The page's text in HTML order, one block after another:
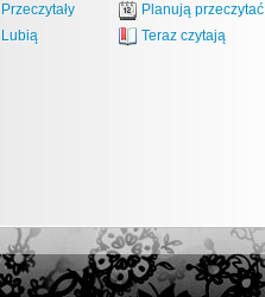
Przeczytały
Planują przeczytać
Lubią
Teraz czytają